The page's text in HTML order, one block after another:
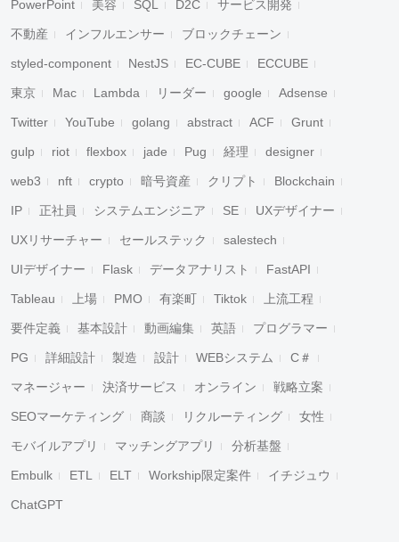
PowerPoint 美容 SQL D2C サービス開発
不動産 インフルエンサー ブロックチェーン
styled-component NestJS EC-CUBE ECCUBE
東京 Mac Lambda リーダー google Adsense
Twitter YouTube golang abstract ACF Grunt
gulp riot flexbox jade Pug 経理 designer
web3 nft crypto 暗号資産 クリプト Blockchain
IP 正社員 システムエンジニア SE UXデザイナー
UXリサーチャー セールステック salestech
UIデザイナー Flask データアナリスト FastAPI
Tableau 上場 PMO 有楽町 Tiktok 上流工程
要件定義 基本設計 動画編集 英語 プログラマー
PG 詳細設計 製造 設計 WEBシステム C＃
マネージャー 決済サービス オンライン 戦略立案
SEOマーケティング 商談 リクルーティング 女性
モバイルアプリ マッチングアプリ 分析基盤
Embulk ETL ELT Workship限定案件 イチジュウ
ChatGPT